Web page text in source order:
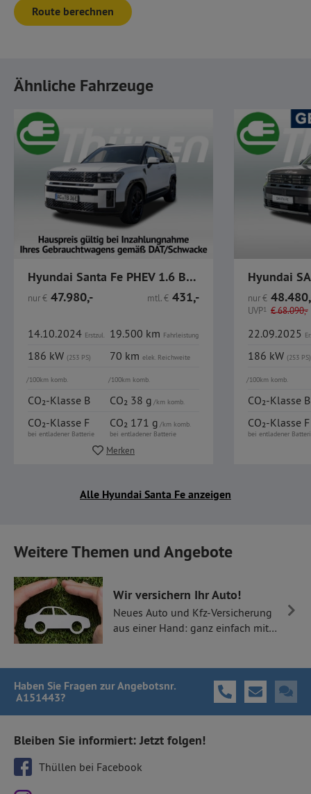
Route berechnen
Ähnliche Fahrzeuge
Hyundai Santa Fe PHEV 1.6 Blackline R.Kamera HUD Bose
nur€ 47.980,- mtl.€ 431,-
14.10.2024 Erstzul. 19.500 km Fahrleistung
186 kW (253 PS) 70 kmelek. Reichweite
/100km komb. /100km komb.
CO₂-Klasse B CO₂ 38 g/km komb.
CO₂-Klasse F
bei entladener Batterie
CO₂ 171 g/km komb.
bei entladener Batterie
Merken
nur€
UVP1 €68.090,-
22.09.2025
186 kW (253 PS)
/100km komb.
CO₂-Klasse B
CO₂-Klasse F
bei entladener
Alle Hyundai Santa Fe anzeigen
Weitere Themen und Angebote
Wir versichern Ihr Auto!
Neues Auto und Kfz-Versicherung
aus einer Hand: ganz einfach mit
Haben Sie Fragen zur Angebotsnr.
A151443?
Bleiben Sie informiert: Jetzt folgen!
Thüllen bei Facebook